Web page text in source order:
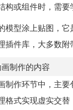
构或组件时，需
模型涂上贴图，
插件库，大多数
制作的内容
制作环节中，主
格式实现虚实交